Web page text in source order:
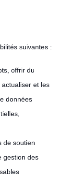
suivantes :
offrir du
actualiser et les
données
de soutien
gestion des